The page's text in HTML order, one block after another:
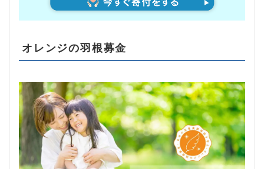
オレンジの羽根募金